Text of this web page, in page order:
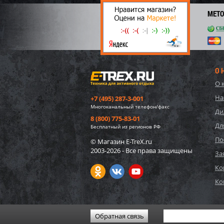
6
+7 (495) 287-3-001
Многоканальный телефон/факс
8 (800) 775-83-01
Бесплатный из регионов РФ
© Магазин E-TreX.ru
2003-2026 - Все права защищены
О
О
Обратная связь